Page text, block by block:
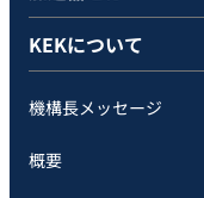
KEKについて
機構長メッセージ
概要